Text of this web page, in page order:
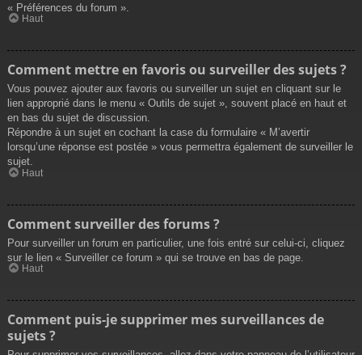
« Préférences du forum ».
Haut
Comment mettre en favoris ou surveiller des sujets ?
Vous pouvez ajouter aux favoris ou surveiller un sujet en cliquant sur le
lien approprié dans le menu « Outils de sujet », souvent placé en haut et
en bas du sujet de discussion.
Répondre à un sujet en cochant la case du formulaire « M’avertir
lorsqu’une réponse est postée » vous permettra également de surveiller le
sujet.
Haut
Comment surveiller des forums ?
Pour surveiller un forum en particulier, une fois entré sur celui-ci, cliquez
sur le lien « Surveiller ce forum » qui se trouve en bas de page.
Haut
Comment puis-je supprimer mes surveillances de
sujets ?